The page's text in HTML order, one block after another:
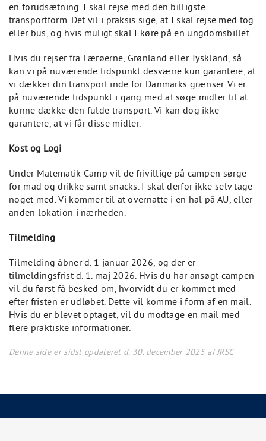
en forudsætning. I skal rejse med den billigste
transportform. Det vil i praksis sige, at I skal rejse med tog
eller bus, og hvis muligt skal I køre på en ungdomsbillet.
Hvis du rejser fra Færøerne, Grønland eller Tyskland, så
kan vi på nuværende tidspunkt desværre kun garantere, at
vi dækker din transport inde for Danmarks grænser. Vi er
på nuværende tidspunkt i gang med at søge midler til at
kunne dække den fulde transport. Vi kan dog ikke
garantere, at vi får disse midler.
Kost og Logi
Under Matematik Camp vil de frivillige på campen sørge
for mad og drikke samt snacks. I skal derfor ikke selv tage
noget med. Vi kommer til at overnatte i en hal på AU, eller
anden lokation i nærheden.
Tilmelding
Tilmelding åbner d. 1 januar 2026, og der er
tilmeldingsfrist d. 1. maj 2026. Hvis du har ansøgt campen
vil du først få besked om, hvorvidt du er kommet med
efter fristen er udløbet. Dette vil komme i form af en mail.
Hvis du er blevet optaget, vil du modtage en mail med
flere praktiske informationer.
Denne side er sidst opdateret d. 30. december 2025 af JRSC